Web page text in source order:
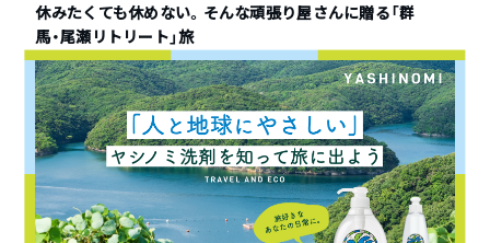
休みたくても休めない。そんな頑張り屋さんに贈る「群
馬・尾瀬リトリート」旅